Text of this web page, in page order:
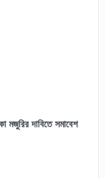
মজুরির দাবিতে সমাবেশ